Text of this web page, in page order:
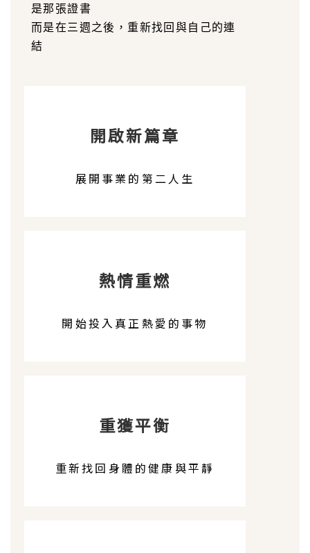
是那張證書
而是在三週之後，重新找回與自己的連
結
開啟新篇章
展開事業的第二人生
熱情重燃
開始投入真正熱愛的事物
重獲平衡
重新找回身體的健康與平靜